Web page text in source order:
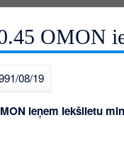
OMON
08/19
ieņem Iekšlietu